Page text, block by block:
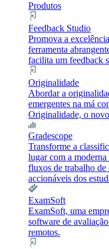
Produtos
Feedback Studio
Promova a
ferramenta
facilita um feedback
Originalidade
Abordar a
emergentes na má
Originalidade, o
Gradescope
Transforme a
lugar com a
fluxos de trabalho de
accionáveis dos
ExamSoft
ExamSoft, uma
software de
remotos.